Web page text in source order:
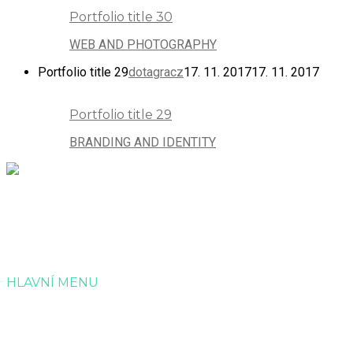
Portfolio title 30
WEB AND PHOTOGRAPHY
Portfolio title 29dotagracz17. 11. 201717. 11. 2017
Portfolio title 29
BRANDING AND IDENTITY
HLAVNÍ MENU